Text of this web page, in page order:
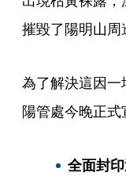
摧毀了陽明山周
為了解決這因
陽管處今晚正
全面封